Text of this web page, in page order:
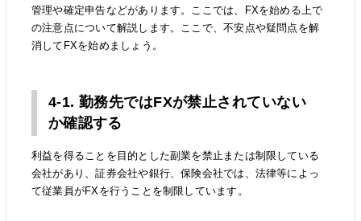
管理や確定申告などがあります。ここでは、FXを始める上で
の注意点について解説します。ここで、不安点や疑問点を解
消してFXを始めましょう。
4-1. 勤務先ではFXが禁止されていない
か確認する
利益を得ることを目的とした副業を禁止または制限している
会社があり、証券会社や銀行、保険会社では、法律等によっ
て従業員がFXを行うことを制限しています。